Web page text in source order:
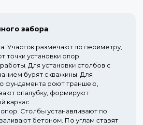
забора
Участок размечают по периметру,
точки установки опор.
Для установки столбов с
бурят скважины. Для
фундамента роют траншею,
опалубку, формируют
каркас.
Столбы устанавливают по
бетоном. По углам ставят